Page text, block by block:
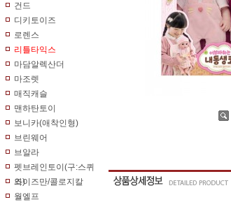
건드
디키토이즈
로렌스
리틀타익스
마담알렉산더
마조렛
매직캐슬
맨하탄토이
보니카(애착인형)
브린웨어
브알라
펫브레인토이(구:스퀴
즈)
와이즈만/콜로지칼
월엘프